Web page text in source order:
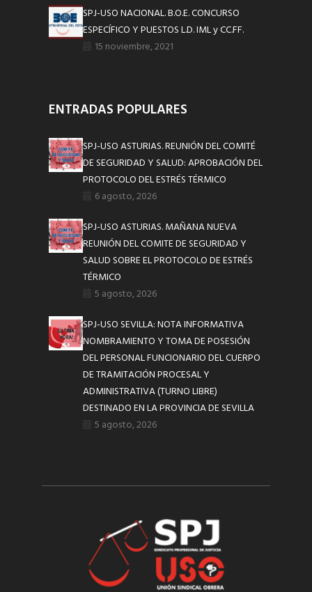
SPJ-USO NACIONAL. B.O.E. CONCURSO
ESPECÍFICO Y PUESTOS L.D. IML y CC.FF.
15 noviembre, 2021
ENTRADAS POPULARES
SPJ-USO ASTURIAS. REUNIÓN DEL COMITÉ
DE SEGURIDAD Y SALUD: APROBACIÓN DEL
PROTOCOLO DEL ESTRÉS TÉRMICO
6 agosto, 2026
SPJ-USO ASTURIAS. MAÑANA NUEVA
REUNIÓN DEL COMITE DE SEGURIDAD Y
SALUD SOBRE EL PROTOCOLO DE ESTRÉS
TÉRMICO
5 agosto, 2026
SPJ-USO SEVILLA: NOTA INFORMATIVA
NOMBRAMIENTO Y TOMA DE POSESIÓN
DEL PERSONAL FUNCIONARIO DEL CUERPO
DE TRAMITACIÓN PROCESAL Y
ADMINISTRATIVA (TURNO LIBRE)
DESTINADO EN LA PROVINCIA DE SEVILLA
5 agosto, 2026